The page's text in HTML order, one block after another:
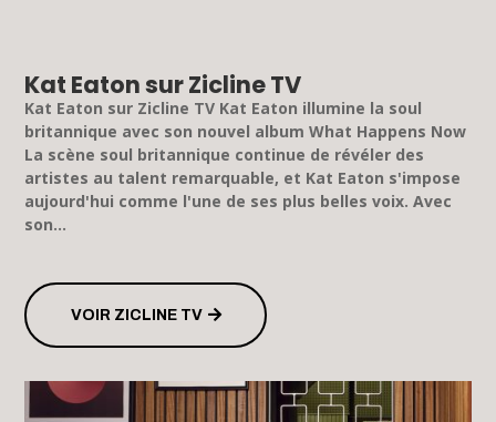
Kat Eaton sur Zicline TV
Kat Eaton sur Zicline TV Kat Eaton illumine la soul
britannique avec son nouvel album What Happens Now
La scène soul britannique continue de révéler des
artistes au talent remarquable, et Kat Eaton s'impose
aujourd'hui comme l'une de ses plus belles voix. Avec
son...
VOIR ZICLINE TV